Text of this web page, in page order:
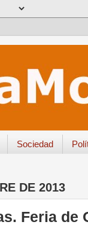
Sociedad
DE 2013
Feria de